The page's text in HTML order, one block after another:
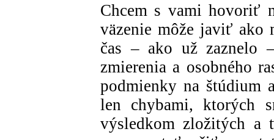
Chcem s vami hovoriť
väzenie môže javiť ako
čas – ako už zaznelo
zmierenia a osobného
podmienky na štúdium
len chybami, ktorých
výsledkom zložitých a